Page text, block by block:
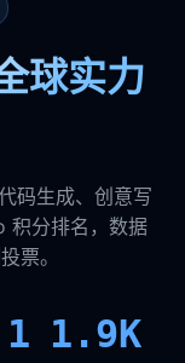
球实力
码生成、创意写
积分排名，数据
票。
1 1.9K